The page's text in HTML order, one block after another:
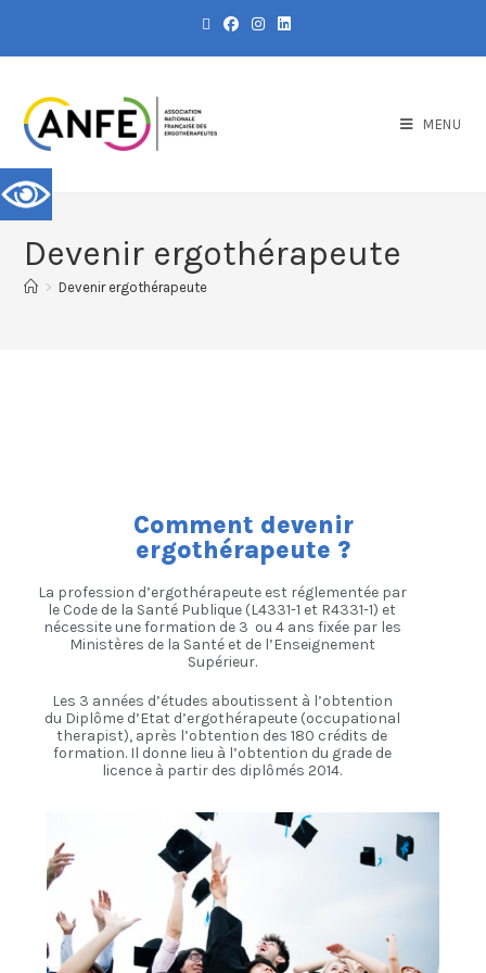
MENU
Devenir ergothérapeute
> Devenir ergothérapeute
Comment devenir
ergothérapeute ?
La profession d’ergothérapeute est réglementée par
le Code de la Santé Publique (L4331-1 et R4331-1) et
nécessite une formation de 3 ou 4 ans fixée par les
Ministères de la Santé et de l’Enseignement
Supérieur.
Les 3 années d’études aboutissent à l’obtention
du Diplôme d’Etat d’ergothérapeute (occupational
therapist), après l’obtention des 180 crédits de
formation. Il donne lieu à l’obtention du grade de
licence à partir des diplômés 2014.